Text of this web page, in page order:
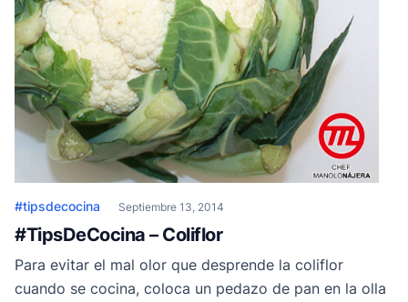
#tipsdecocina Septiembre 13, 2014
#TipsDeCocina – Coliflor
Para evitar el mal olor que desprende la coliflor
cuando se cocina, coloca un pedazo de pan en la olla